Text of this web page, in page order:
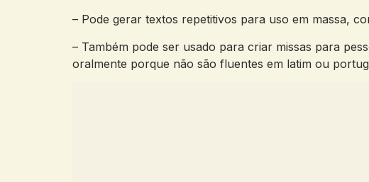
– Pode gerar textos repetitivos para uso em massa,
– Também pode ser usado para criar missas para
oralmente porque não são fluentes em latim ou